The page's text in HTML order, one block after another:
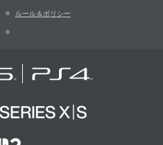
ルール＆ポリシー